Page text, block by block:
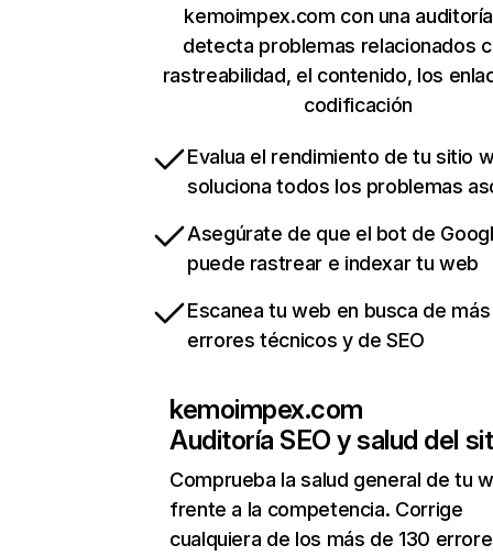
kemoimpex.com con una
detecta problemas relacionados
rastreabilidad, el contenido, los
codificación
Evalua el rendimiento de tu sitio
soluciona todos los problemas
Asegúrate de que el bot de
puede rastrear e indexar tu web
Escanea tu web en busca de
errores técnicos y de SEO
kemoimpex.com
Auditoría SEO y salud del
Comprueba la salud general de tu
frente a la competencia. Corrige
cualquiera de los más de 130